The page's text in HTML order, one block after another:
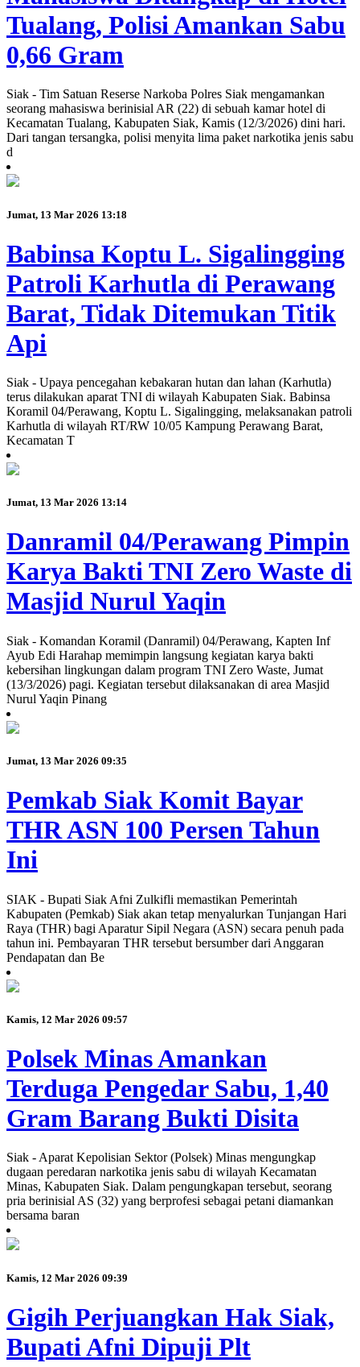
Tualang, Polisi Amankan Sabu
0,66 Gram
Siak - Tim Satuan Reserse Narkoba Polres Siak mengamankan
seorang mahasiswa berinisial AR (22) di sebuah kamar hotel di
Kecamatan Tualang, Kabupaten Siak, Kamis (12/3/2026) dini hari.
Dari tangan tersangka, polisi menyita lima paket narkotika jenis sabu
d
Jumat, 13 Mar 2026 13:18
Babinsa Koptu L. Sigalingging
Patroli Karhutla di Perawang
Barat, Tidak Ditemukan Titik
Api
Siak - Upaya pencegahan kebakaran hutan dan lahan (Karhutla)
terus dilakukan aparat TNI di wilayah Kabupaten Siak. Babinsa
Koramil 04/Perawang, Koptu L. Sigalingging, melaksanakan patroli
Karhutla di wilayah RT/RW 10/05 Kampung Perawang Barat,
Kecamatan T
Jumat, 13 Mar 2026 13:14
Danramil 04/Perawang Pimpin
Karya Bakti TNI Zero Waste di
Masjid Nurul Yaqin
Siak - Komandan Koramil (Danramil) 04/Perawang, Kapten Inf
Ayub Edi Harahap memimpin langsung kegiatan karya bakti
kebersihan lingkungan dalam program TNI Zero Waste, Jumat
(13/3/2026) pagi. Kegiatan tersebut dilaksanakan di area Masjid
Nurul Yaqin Pinang
Jumat, 13 Mar 2026 09:35
Pemkab Siak Komit Bayar
THR ASN 100 Persen Tahun
Ini
SIAK - Bupati Siak Afni Zulkifli memastikan Pemerintah
Kabupaten (Pemkab) Siak akan tetap menyalurkan Tunjangan Hari
Raya (THR) bagi Aparatur Sipil Negara (ASN) secara penuh pada
tahun ini. Pembayaran THR tersebut bersumber dari Anggaran
Pendapatan dan Be
Kamis, 12 Mar 2026 09:57
Polsek Minas Amankan
Terduga Pengedar Sabu, 1,40
Gram Barang Bukti Disita
Siak - Aparat Kepolisian Sektor (Polsek) Minas mengungkap
dugaan peredaran narkotika jenis sabu di wilayah Kecamatan
Minas, Kabupaten Siak. Dalam pengungkapan tersebut, seorang
pria berinisial AS (32) yang berprofesi sebagai petani diamankan
bersama baran
Kamis, 12 Mar 2026 09:39
Gigih Perjuangkan Hak Siak,
Bupati Afni Dipuji Plt